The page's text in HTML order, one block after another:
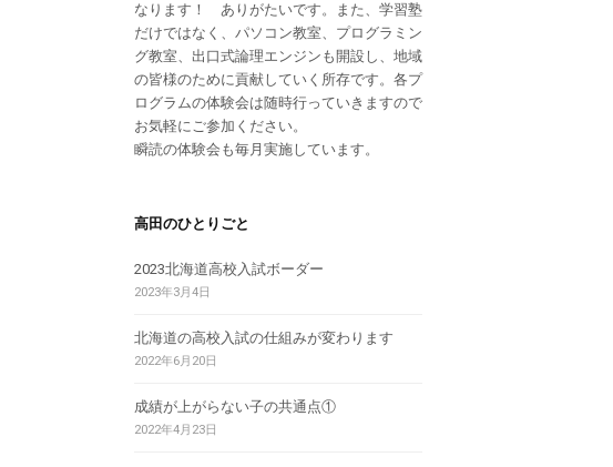
なります！ ありがたいです。また、学習塾
だけではなく、パソコン教室、プログラミン
グ教室、出口式論理エンジンも開設し、地域
の皆様のために貢献していく所存です。各プ
ログラムの体験会は随時行っていきますので
お気軽にご参加ください。
瞬読の体験会も毎月実施しています。
高田のひとりごと
2023北海道高校入試ボーダー
2023年3月4日
北海道の高校入試の仕組みが変わります
2022年6月20日
成績が上がらない子の共通点①
2022年4月23日